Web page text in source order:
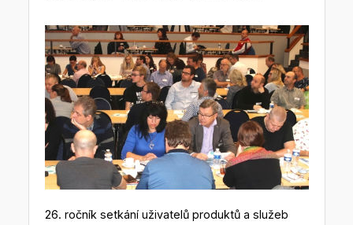
26. ročník setkání uživatelů produktů a služeb